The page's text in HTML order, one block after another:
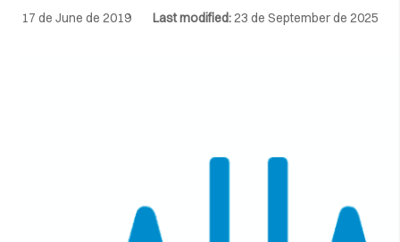
17 de June de 2019 Last modified:23 de September de 2025